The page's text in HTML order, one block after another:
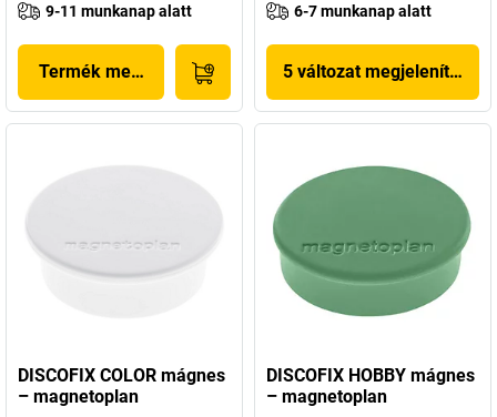
9-11 munkanap alatt
Termék megjelenítése
6-7 munkanap alatt
5 változat megjelenítése
DISCOFIX COLOR mágnes
– magnetoplan
DISCOFIX HOBBY mágnes
– magnetoplan